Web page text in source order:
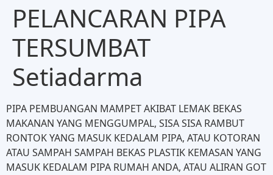
PELANCARAN PIPA
TERSUMBAT
Setiadarma
PIPA PEMBUANGAN MAMPET AKIBAT LEMAK BEKAS
MAKANAN YANG MENGGUMPAL, SISA SISA RAMBUT
RONTOK YANG MASUK KEDALAM PIPA, ATAU KOTORAN
ATAU SAMPAH SAMPAH BEKAS PLASTIK KEMASAN YANG
MASUK KEDALAM PIPA RUMAH ANDA, ATAU ALIRAN GOT